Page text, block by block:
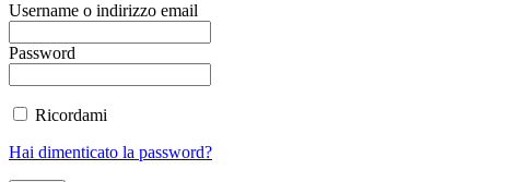
Username o indirizzo email
Password
Ricordami
Hai dimenticato la password?